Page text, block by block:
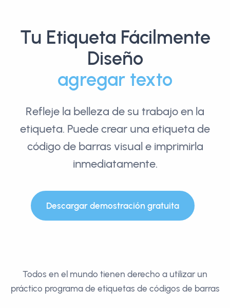
Tu Etiqueta Fácilmente
Diseño
agregar logotipo
Refleje la belleza de su trabajo en la
etiqueta. Puede crear una etiqueta de
código de barras visual e imprimirla
inmediatamente.
Descargar demostración gratuita
Todos en el mundo tienen derecho a utilizar un
práctico programa de etiquetas de códigos de barras